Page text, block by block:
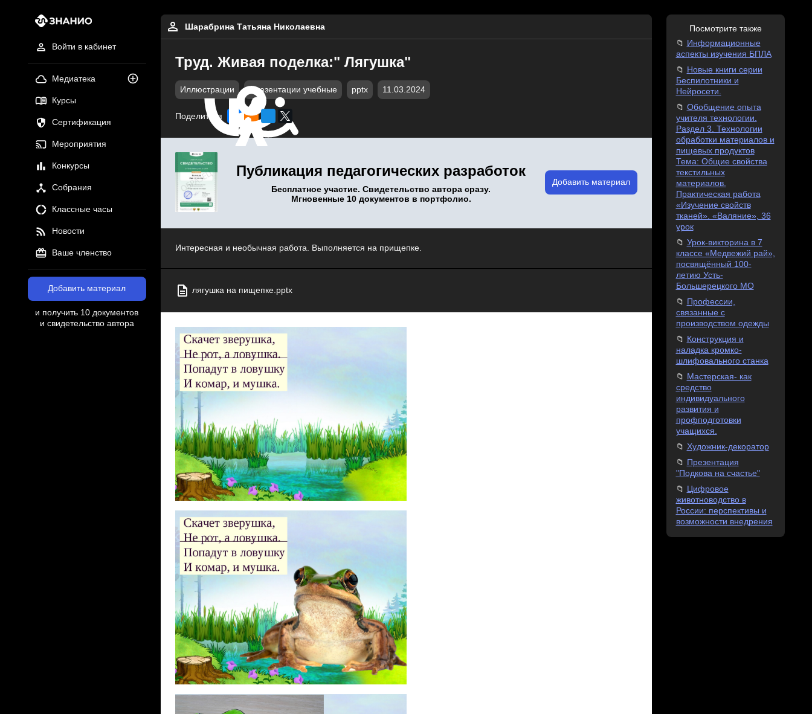
Войти в кабинет
Медиатека
Курсы
Сертификация
Мероприятия
Конкурсы
Собрания
Классные часы
Новости
Ваше членство
Добавить материал
и получить 10 документов
и свидетельство автора
Шарабрина Татьяна Николаевна
Труд. Живая поделка:" Лягушка"
Иллюстрации Презентации учебные pptx 11.03.2024
Поделиться
Публикация педагогических разработок
Бесплатное участие. Свидетельство автора сразу.
Мгновенные 10 документов в портфолио.
Добавить материал
Интересная и необычная работа. Выполняется на прищепке.
лягушка на пищепке.pptx
Посмотрите также
Информационные
аспекты изучения БПЛА
Новые книги серии
Беспилотники и
Нейросети.
Обобщение опыта
учителя технологии.
Раздел 3. Технологии
обработки материалов и
пищевых продуктов
Тема: Общие свойства
текстильных
материалов.
Практическая работа
«Изучение свойств
тканей». «Валяние», 36
урок
Урок-викторина в 7
классе «Медвежий рай»,
посвящённый 100-
летию Усть-
Большерецкого МО
Профессии,
связанные с
производством одежды
Конструкция и
наладка кромко-
шлифовального станка
Мастерская- как
средство
индивидуального
развития и
профподготовки
учащихся.
Художник-декоратор
Презентация
"Подкова на счастье"
Цифровое
животноводство в
России: перспективы и
возможности внедрения